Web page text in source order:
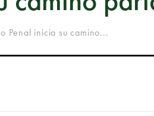
Penal inicia su camino...